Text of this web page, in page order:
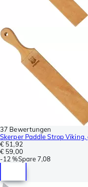
37 Bewertungen
Skerper Paddle Strop Viking,
€ 51,92
€ 59,00
-12 %Spare7,08